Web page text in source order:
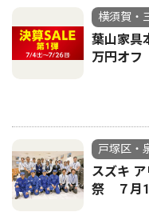
横須賀・
葉山家具
万円オ
戸塚区・
スズキ
祭 ７月